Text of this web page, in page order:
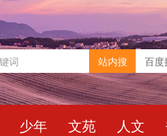
站内搜 百度
少年 文苑 人文